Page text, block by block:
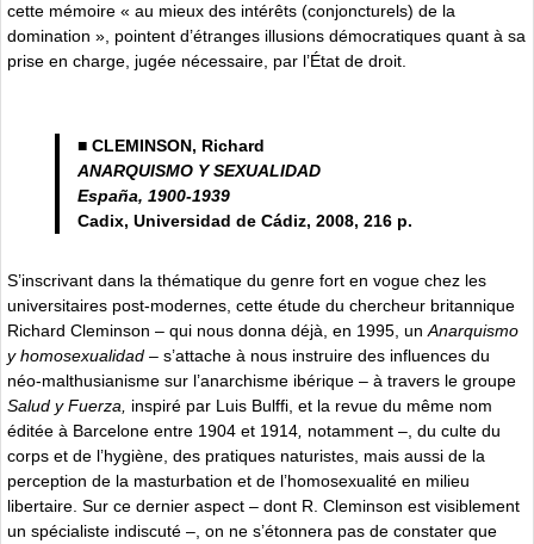
cette mémoire « au mieux des intérêts (conjoncturels) de la
domination », pointent d’étranges illusions démocratiques quant à sa
prise en charge, jugée nécessaire, par l’État de droit.
■ CLEMINSON, Richard
ANARQUISMO Y SEXUALIDAD
España, 1900-1939
Cadix, Universidad de Cádiz, 2008, 216 p.
S’inscrivant dans la thématique du genre fort en vogue chez les
universitaires post-modernes, cette étude du chercheur britannique
Richard Cleminson – qui nous donna déjà, en 1995, un Anarquismo
y homosexualidad – s’attache à nous instruire des influences du
néo-malthusianisme sur l’anarchisme ibérique – à travers le groupe
Salud y Fuerza, inspiré par Luis Bulffi, et la revue du même nom
éditée à Barcelone entre 1904 et 1914 notamment –, du culte du
corps et de l’hygiène, des pratiques naturistes, mais aussi de la
perception de la masturbation et de l’homosexualité en milieu
libertaire. Sur ce dernier aspect – dont R. Cleminson est visiblement
un spécialiste indiscuté –, on ne s’étonnera pas de constater que